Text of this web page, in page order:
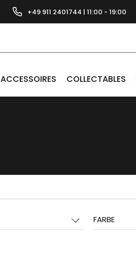
+49 911 2401744 | 11:00 - 19:00
ACCESSOIRES COLLECTABLES
FARBE